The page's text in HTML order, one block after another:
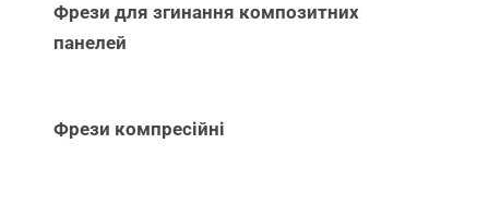
Фрези для згинання композитних
панелей
Фрези компресійні